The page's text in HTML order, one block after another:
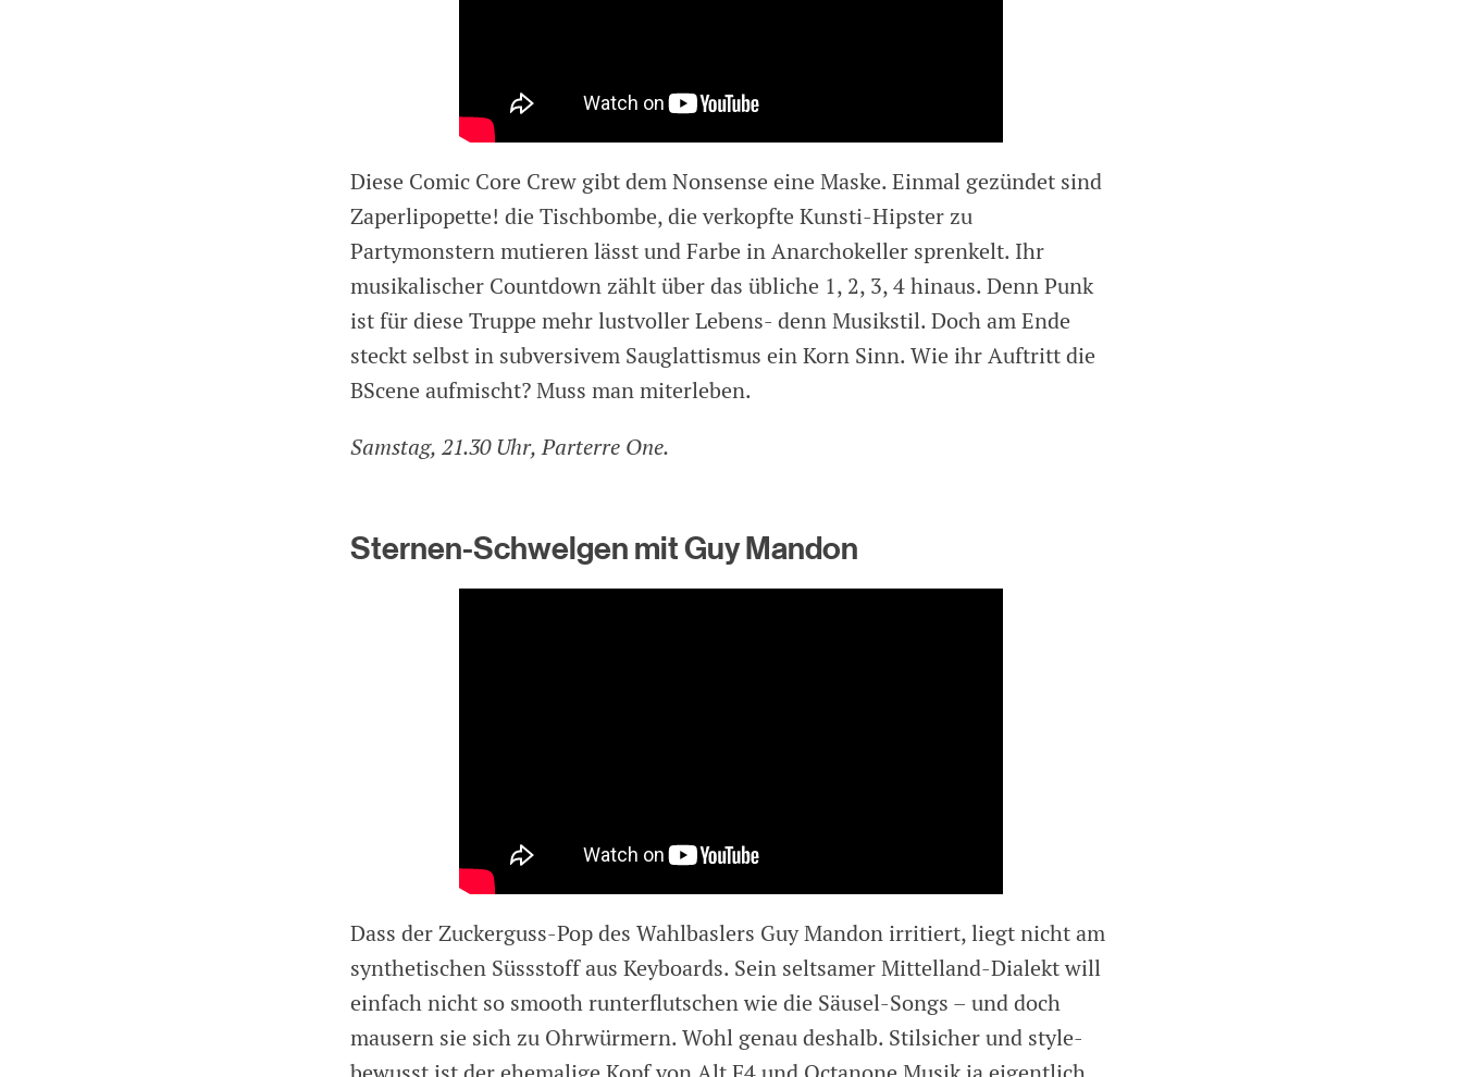
Diese Comic Core Crew gibt dem Nonsense eine Maske. Einmal gezündet sind
Zaperlipopette! die Tischbombe, die verkopfte Kunsti-Hipster zu
Partymonstern mutieren lässt und Farbe in Anarchokeller sprenkelt. Ihr
musikalischer Countdown zählt über das übliche 1, 2, 3, 4 hinaus. Denn Punk
ist für diese Truppe mehr lustvoller Lebens- denn Musikstil. Doch am Ende
steckt selbst in subversivem Sauglattismus ein Korn Sinn. Wie ihr Auftritt die
BScene aufmischt? Muss man miterleben.
Samstag, 21.30 Uhr, Parterre One.
Sternen-Schwelgen mit Guy Mandon
Dass der Zuckerguss-Pop des Wahlbaslers Guy Mandon irritiert, liegt nicht am
synthetischen Süssstoff aus Keyboards. Sein seltsamer Mittelland-Dialekt will
einfach nicht so smooth runterflutschen wie die Säusel-Songs – und doch
mausern sie sich zu Ohrwürmern. Wohl genau deshalb. Stilsicher und style-